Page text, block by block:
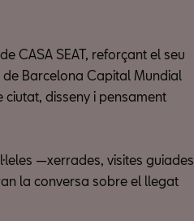
CASA SEAT, reforçant el seu
Barcelona Capital Mundial
disseny i pensament
—xerrades, visites guiades
la conversa sobre el llegat